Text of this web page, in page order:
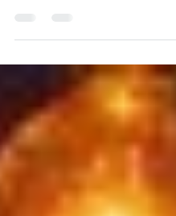
Unternehmen erfolgreich machen!